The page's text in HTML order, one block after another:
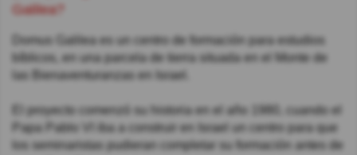
Galilea?
Domus Galilea es un centro de formación para estudios
bíblicos, en una parcela de tierra situada en el Monte de
las Bienaventuranzas en Israel.
El proyecto comenzó su historia en el año 1980, cuando el
Papa Pablo VI iba a construir en Israel un centro para que
los seminaristas pudieran completar su formación antes de